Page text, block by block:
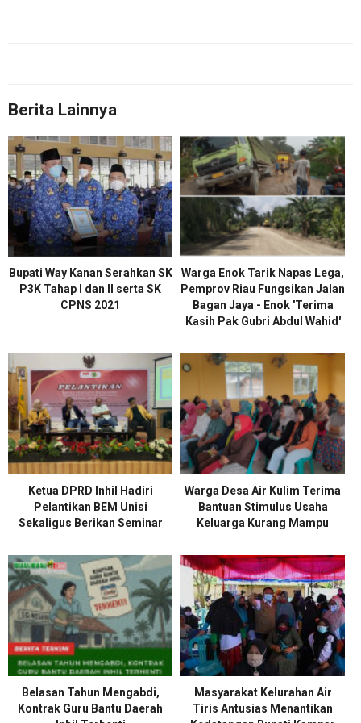
Berita Lainnya
Bupati Way Kanan Serahkan SK
P3K Tahap I dan II serta SK
CPNS 2021
Warga Enok Tarik Napas Lega,
Pemprov Riau Fungsikan Jalan
Bagan Jaya - Enok 'Terima
Kasih Pak Gubri Abdul Wahid'
Ketua DPRD Inhil Hadiri
Pelantikan BEM Unisi
Sekaligus Berikan Seminar
Warga Desa Air Kulim Terima
Bantuan Stimulus Usaha
Keluarga Kurang Mampu
Belasan Tahun Mengabdi,
Kontrak Guru Bantu Daerah
Masyarakat Kelurahan Air
Tiris Antusias Menantikan